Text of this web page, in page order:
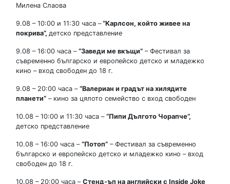
Милена Слаова
9.08 – 10:00 и 11:30 часа –“Карлсон, който живее на
покрива”, детско представление
9.08 – 16:00 часа – “Заведи ме вкъщи” – Фестивал за
съвременно българско и европейско детско и младежко
кино – вход свободен до 18 г.
9.08 – 20:00 часа – “Валериан и градът на хилядите
планети” – кино за цялото семейство с вход свободен
10.08 – 10:00 и 11:30 часа – “Пипи Дългото Чорапче”,
детско представление
10.08 – 16:00 часа – “Потоп” – Фестивал за съвременно
българско и европейско детско и младежко кино – вход
свободен до 18 г.
10.08 – 20:00 часа – Стенд-ъп на английски с Inside Joke